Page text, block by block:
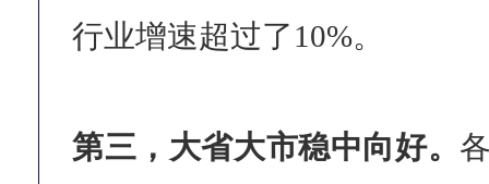
行业增速超过了10%。
第三，大省大市稳中向好。